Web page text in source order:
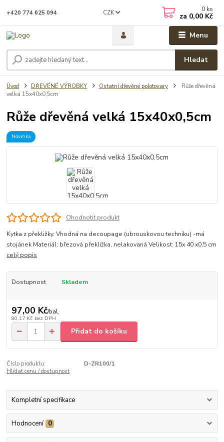
Menu
CZK
Hledat
+420 774 625 094 0 ks
za 0,00 Kč
Úvod DŘEVÉNÉ VÝROBKY Ostatní dřevěné polotovary
Růže dřevěná
velká 15x40x0,5cm
Růže dřevěná velká 15x40x0,5cm
Novinka
Ohodnotit produkt
Kytka z překližky. Vhodná na decoupage (ubrouskovou techniku) -má
stojánek Materiál: březová překližka, nelakovaná Velikost: 15x 40 x0,5 cm
celý popis
Dostupnost Skladem
97,00 Kč/bal.
80,17 Kč bez DPH
Přidat do košíku
Číslo produktu:
D-ZR100/1
Hlídat cenu / dostupnost
Kompletní specifikace
Hodnocení 0